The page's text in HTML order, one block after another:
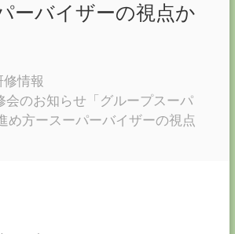
ーバイザーの視点か
修情報
会のお知らせ「グループスーパ
め方ースーパーバイザーの視点